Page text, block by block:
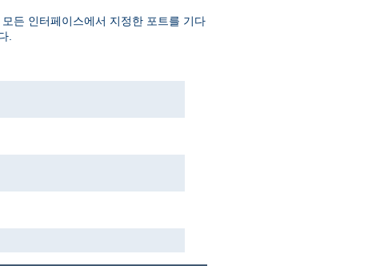
든 인터페이스에서 지정한 포트를 기다
.